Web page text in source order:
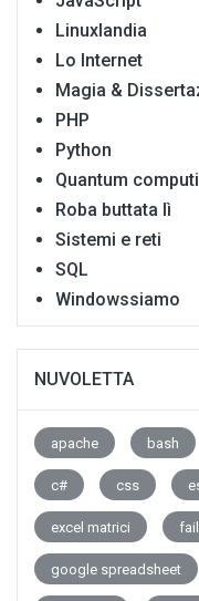
Linuxlandia
Lo Internet
Magia &
PHP
Python
Quantum
Roba buttata lì
Sistemi e reti
SQL
Windowssiamo
NUVOLETTA
apache bash
c# css
excel matrici
google spreadsheet